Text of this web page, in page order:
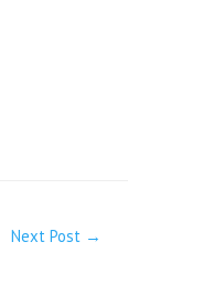
Next Post →